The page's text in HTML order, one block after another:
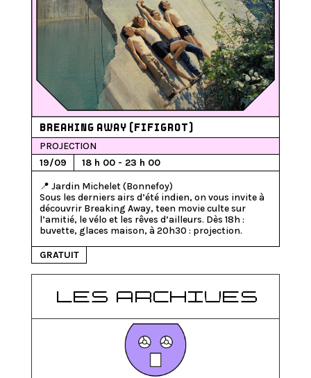
BREAKING AWAY (FIFIGROT)
19/09
18 h 00 - 23 h 00
📍 Jardin Michelet (Bonnefoy)
Sous les derniers airs d’été indien, on vous invite à
découvrir Breaking Away, teen movie culte sur
l’amitié, le vélo et les rêves d’ailleurs. Dès 18h :
buvette, glaces maison, à 20h30 : projection.
GRATUIT
PROJECTION
LES ARCHIVES